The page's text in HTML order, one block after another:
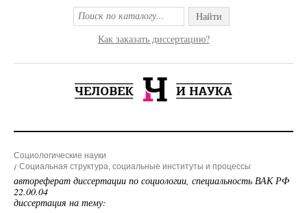
Найти
Как заказать диссертацию?
Социологические науки
Социальная структура, социальные институты и процессы
автореферат диссертации по социологии, специальность ВАК РФ
22.00.04
диссертация на тему: